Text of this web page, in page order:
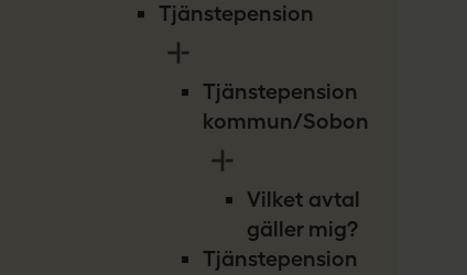
Tjänstepension
Tjänstepension
kommun/Sobona
Vilket avtal
gäller mig?
Tjänstepension